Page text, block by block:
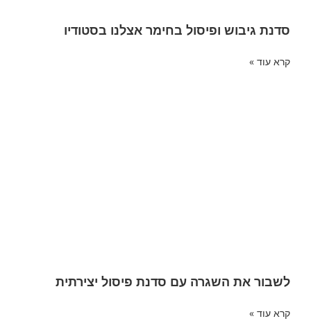
סדנת גיבוש ופיסול בחימר אצלנו בסטודיו
קרא עוד »
לשבור את השגרה עם סדנת פיסול יצירתית
קרא עוד »